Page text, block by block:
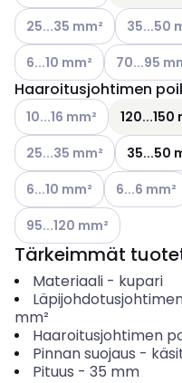
Katso käytettävissä
25...35 mm² Katso
35...50
Katso käytettävissä
6...10 mm² Katso
70...95
Haaroitusjohtimen
Katso käytettävissä
10...16 mm² 120...150
Katso käytettävissä
25...35 mm² 35...50
Katso käytettävissä
6...10 mm² Katso
6...6 mm²
Katso käytettävissä
95...120 mm²
Tärkeimmät
Materiaali- kupari
mm²
Haaroitusjohtimen
Pinnan suojaus -
Pituus - 35 mm